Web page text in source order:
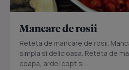
Mancare de rosii
Reteta de mancare de rosii.
simpla si delicioasa. Reteta de
ceapa, ardei copt si...